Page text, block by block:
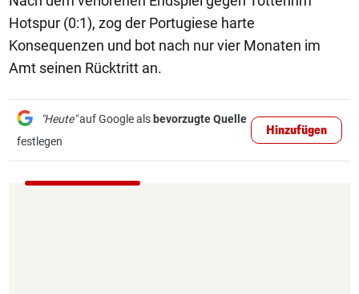
Hotspur (0:1), zog der Portugiese harte
Konsequenzen und bot nach nur vier Monaten im
Amt seinen Rücktritt an.
"Heute"auf Google als bevorzugte Quelle
festlegen
Hinzufügen